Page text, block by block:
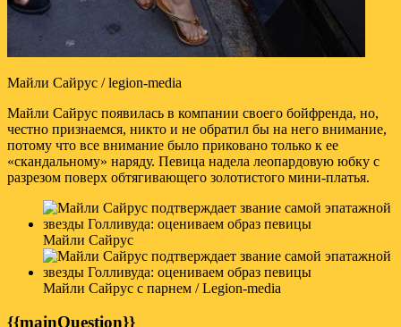
Майли Сайрус / legion-media
Майли Сайрус появилась в компании своего бойфренда, но,
честно признаемся, никто и не обратил бы на него внимание,
потому что все внимание было приковано только к ее
«скандальному» наряду. Певица надела леопардовую юбку с
разрезом поверх обтягивающего золотистого мини-платья.
Майли Сайрус
Майли Сайрус с парнем / Legion-media
{{mainQuestion}}